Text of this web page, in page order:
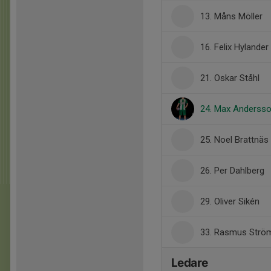
13. Måns Möller
16. Felix Hylander
21. Oskar Ståhl
24. Max
25. Noel Brattnäs
26. Per Dahlberg
29. Oliver Sikén
33. Rasmus
Ledare